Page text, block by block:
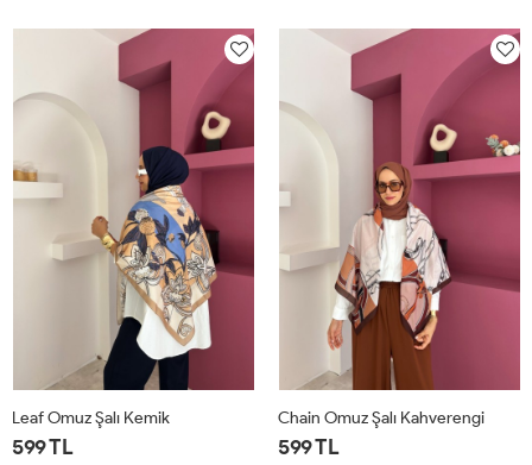
Leaf Omuz Şalı Kemik
599 TL
Chain Omuz Şalı Kahverengi
599 TL